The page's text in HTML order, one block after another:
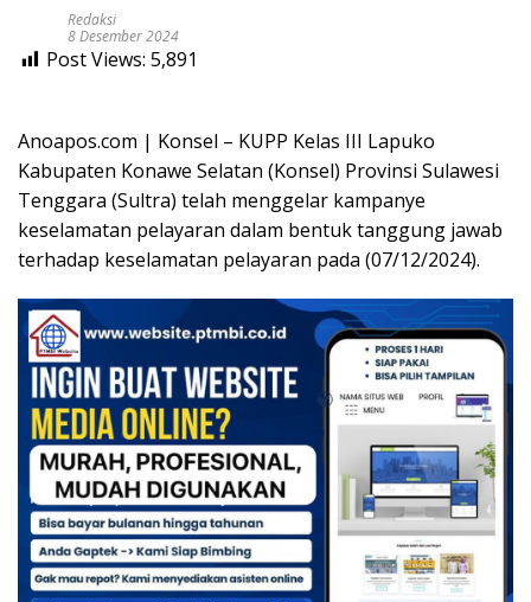
Redaksi
8 Desember 2024
Post Views: 5,891
Anoapos.com | Konsel – KUPP Kelas III Lapuko
Kabupaten Konawe Selatan (Konsel) Provinsi Sulawesi
Tenggara (Sultra) telah menggelar kampanye
keselamatan pelayaran dalam bentuk tanggung jawab
terhadap keselamatan pelayaran pada (07/12/2024).